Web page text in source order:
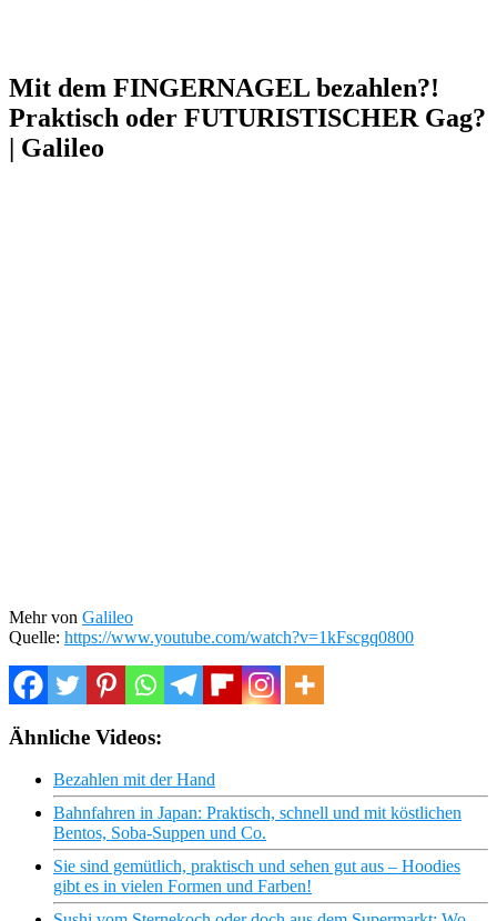
Mit dem FINGERNAGEL bezahlen?!
Praktisch oder FUTURISTISCHER Gag?
| Galileo
Mehr von Galileo
Quelle: https://www.youtube.com/watch?v=1kFscgq0800
Ähnliche Videos:
Bezahlen mit der Hand
Bahnfahren in Japan: Praktisch, schnell und mit köstlichen
Bentos, Soba-Suppen und Co.
Sie sind gemütlich, praktisch und sehen gut aus – Hoodies
gibt es in vielen Formen und Farben!